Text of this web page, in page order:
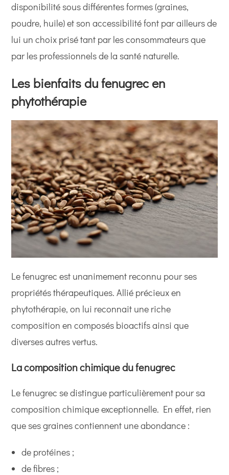
disponibilité sous différentes formes (graines,
poudre, huile) et son accessibilité font par ailleurs de
lui un choix prisé tant par les consommateurs que
par les professionnels de la santé naturelle.
Les bienfaits du fenugrec en
phytothérapie
Le fenugrec est unanimement reconnu pour ses
propriétés thérapeutiques. Allié précieux en
phytothérapie, on lui reconnait une riche
composition en composés bioactifs ainsi que
diverses autres vertus.
La composition chimique du fenugrec
Le fenugrec se distingue particulièrement pour sa
composition chimique exceptionnelle. En effet, rien
que ses graines contiennent une abondance :
de protéines ;
de fibres ;